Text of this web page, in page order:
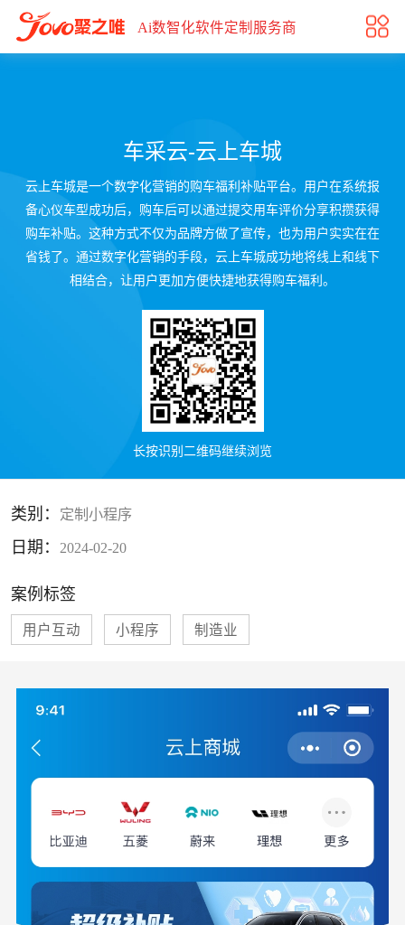
车采云-云上车城
Ai数智化软件定制服务商
车采云-云上车城
云上车城是一个数字化营销的购车福利补贴平台。用户在系统报
备心仪车型成功后，购车后可以通过提交用车评价分享积攒获得
购车补贴。这种方式不仅为品牌方做了宣传，也为用户实实在在
省钱了。通过数字化营销的手段，云上车城成功地将线上和线下
相结合，让用户更加方便快捷地获得购车福利。
长按识别二维码继续浏览
类别： 定制小程序
日期： 2024-02-20
案例标签
用户互动 小程序 制造业